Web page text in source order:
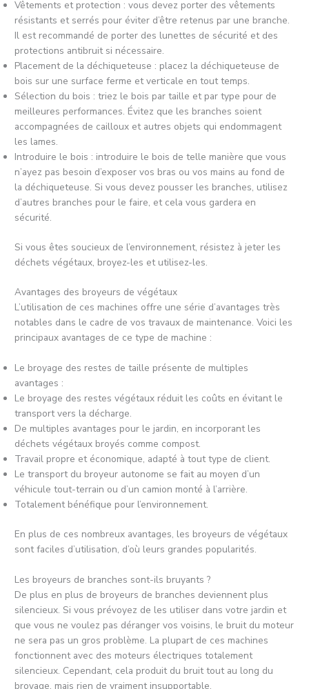
Vêtements et protection : vous devez porter des vêtements
résistants et serrés pour éviter d’être retenus par une branche.
Il est recommandé de porter des lunettes de sécurité et des
protections antibruit si nécessaire.
Placement de la déchiqueteuse : placez la déchiqueteuse de
bois sur une surface ferme et verticale en tout temps.
Sélection du bois : triez le bois par taille et par type pour de
meilleures performances. Évitez que les branches soient
accompagnées de cailloux et autres objets qui endommagent
les lames.
Introduire le bois : introduire le bois de telle manière que vous
n’ayez pas besoin d’exposer vos bras ou vos mains au fond de
la déchiqueteuse. Si vous devez pousser les branches, utilisez
d’autres branches pour le faire, et cela vous gardera en
sécurité.
Si vous êtes soucieux de l’environnement, résistez à jeter les
déchets végétaux, broyez-les et utilisez-les.
Avantages des broyeurs de végétaux
L’utilisation de ces machines offre une série d’avantages très
notables dans le cadre de vos travaux de maintenance. Voici les
principaux avantages de ce type de machine :
Le broyage des restes de taille présente de multiples
avantages :
Le broyage des restes végétaux réduit les coûts en évitant le
transport vers la décharge.
De multiples avantages pour le jardin, en incorporant les
déchets végétaux broyés comme compost.
Travail propre et économique, adapté à tout type de client.
Le transport du broyeur autonome se fait au moyen d’un
véhicule tout-terrain ou d’un camion monté à l’arrière.
Totalement bénéfique pour l’environnement.
En plus de ces nombreux avantages, les broyeurs de végétaux
sont faciles d’utilisation, d’où leurs grandes popularités.
Les broyeurs de branches sont-ils bruyants ?
De plus en plus de broyeurs de branches deviennent plus
silencieux. Si vous prévoyez de les utiliser dans votre jardin et
que vous ne voulez pas déranger vos voisins, le bruit du moteur
ne sera pas un gros problème. La plupart de ces machines
fonctionnent avec des moteurs électriques totalement
silencieux. Cependant, cela produit du bruit tout au long du
broyage, mais rien de vraiment insupportable.